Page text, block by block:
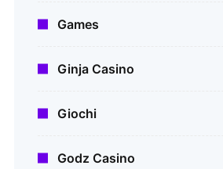
Games
Ginja Casino
Giochi
Godz Casino